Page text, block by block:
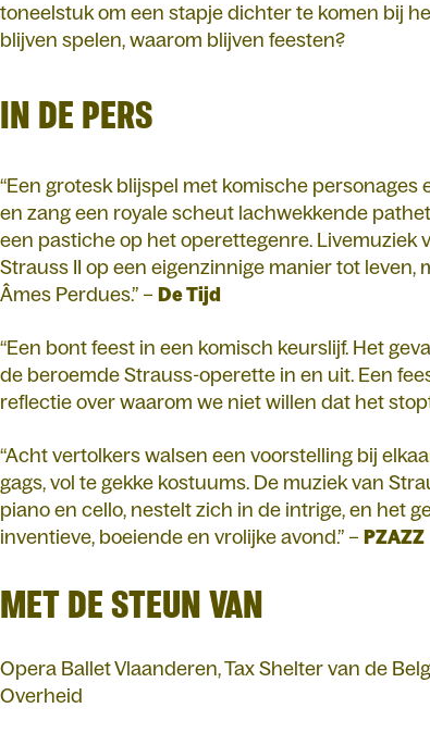
toneelstuk om een stapje dichter te komen bij
blijven spelen, waarom blijven feesten?
IN DE PERS
“Een grotesk blijspel met komische
en zang een royale scheut lachwekkende
een pastiche op het operettegenre. Livemuziek
Strauss II op een eigenzinnige manier tot leven,
Âmes Perdues.” – De Tijd
“Een bont feest in een komisch keurslijf. Het
de beroemde Strauss-operette in en uit. Een
reflectie over waarom we niet willen dat het
“Acht vertolkers walsen een voorstelling bij
gags, vol te gekke kostuums. De muziek van
piano en cello, nestelt zich in de intrige, en het
inventieve, boeiende en vrolijke avond.” – PZAZZ
MET DE STEUN VAN
Opera Ballet Vlaanderen, Tax Shelter van de
Overheid